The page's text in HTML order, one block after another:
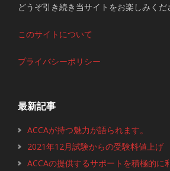
どうぞ引き続き当サイトをお楽しみくだ
このサイトについて
プライバシーポリシー
最新記事
ACCAが持つ魅力が語られます。
2021年12月試験からの受験料値上げ
ACCAの提供するサポートを積極的に